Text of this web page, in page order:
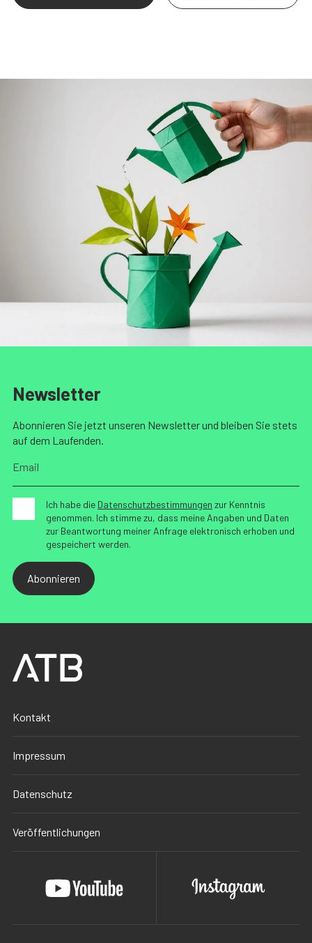
Newsletter
Abonnieren Sie jetzt unseren Newsletter und bleiben Sie stets
auf dem Laufenden.
Ich habe die Datenschutzbestimmungen zur Kenntnis
genommen. Ich stimme zu, dass meine Angaben und Daten
zur Beantwortung meiner Anfrage elektronisch erhoben und
gespeichert werden.
Abonnieren
Kontakt
Impressum
Datenschutz
Veröffentlichungen